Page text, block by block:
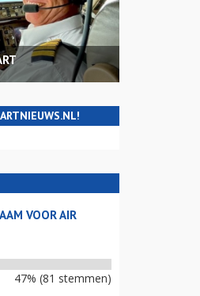
VOOR AIR
47% (81 stemmen)